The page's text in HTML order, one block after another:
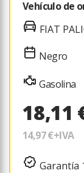
Vehículo de
FIAT
Negro
Gasolina
18,11
14,97 €+IVA
Garantía